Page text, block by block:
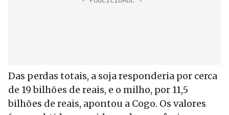
Das perdas totais, a soja responderia por cerca
de 19 bilhões de reais, e o milho, por 11,5
bilhões de reais, apontou a Cogo. Os valores